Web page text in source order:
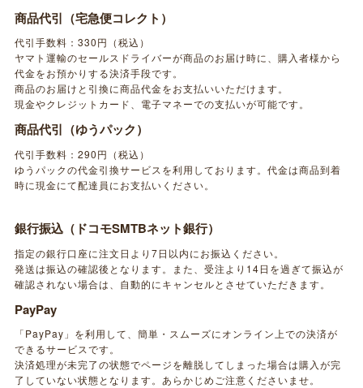
商品代引（宅急便コレクト）
代引手数料：330円（税込）
ヤマト運輸のセールスドライバーが商品のお届け時に、購入者様から
代金をお預かりする決済手段です。
商品のお届けと引換に商品代金をお支払いいただけます。
現金やクレジットカード、電子マネーでの支払いが可能です。
商品代引（ゆうパック）
代引手数料：290円（税込）
ゆうパックの代金引換サービスを利用しております。代金は商品到着
時に現金にて配達員にお支払いください。
銀行振込（ドコモSMTBネット銀行）
指定の銀行口座に注文日より7日以内にお振込ください。
発送は振込の確認後となります。また、受注より14日を過ぎて振込が
確認されない場合は、自動的にキャンセルとさせていただきます。
PayPay
「PayPay」を利用して、簡単・スムーズにオンライン上での決済が
できるサービスです。
決済処理が未完了の状態でページを離脱してしまった場合は購入が完
了していない状態となります。あらかじめご注意くださいませ。